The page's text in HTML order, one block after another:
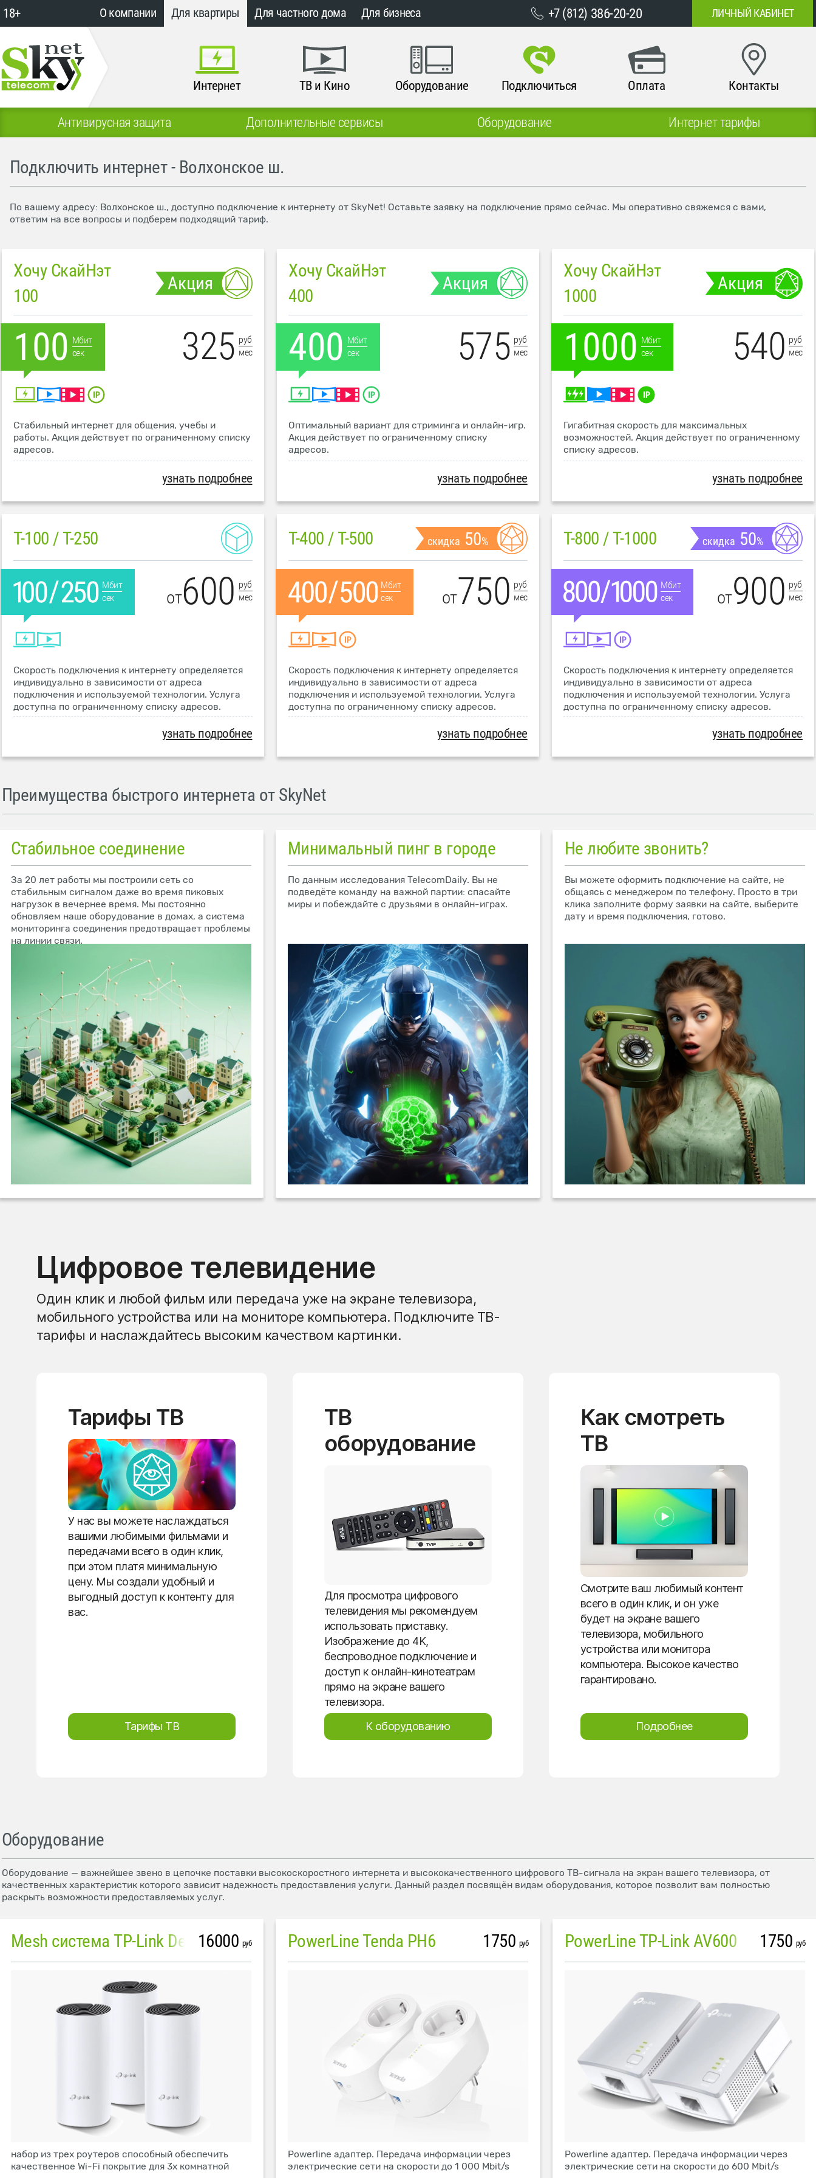
18+ О компании Для квартиры Для частного дома Для бизнеса +7 (812) 386-20-20 ЛИЧНЫЙ КАБИНЕТ
Интернет ТВ и Кино Оборудование Подключиться Оплата Контакты
Антивирусная защита Дополнительные сервисы Оборудование Интернет тарифы
Подключить интернет - Волхонское ш.
По вашему адресу: Волхонское ш., доступно подключение к интернету от SkyNet! Оставьте заявку на подключение прямо сейчас. Мы оперативно свяжемся с вами,
ответим на все вопросы и подберем подходящий тариф.
Хочу СкайНэт
100
Акция
100 Мбит
сек
325 руб
мес
Стабильный интернет для общения, учебы и
работы. Акция действует по ограниченному списку
адресов.
узнать подробнее
Хочу СкайНэт
400
Акция
400 Мбит
сек
575 руб
мес
Оптимальный вариант для стриминга и онлайн-игр.
Акция действует по ограниченному списку
адресов.
узнать подробнее
Хочу СкайНэт
1000
Акция
1000 Мбит
сек
540 руб
мес
Гигабитная скорость для максимальных
возможностей. Акция действует по ограниченному
списку адресов.
узнать подробнее
T-100 / T-250
Мбит
сек
от600 руб
мес
Скорость подключения к интернету определяется
индивидуально в зависимости от адреса
подключения и используемой технологии. Услуга
доступна по ограниченному списку адресов.
узнать подробнее
T-400 / T-500 скидка 50%
Мбит
сек
от750 руб
мес
Скорость подключения к интернету определяется
индивидуально в зависимости от адреса
подключения и используемой технологии. Услуга
доступна по ограниченному списку адресов.
узнать подробнее
T-800 / T-1000 скидка 50%
Мбит
сек
от900 руб
мес
Скорость подключения к интернету определяется
индивидуально в зависимости от адреса
подключения и используемой технологии. Услуга
доступна по ограниченному списку адресов.
узнать подробнее
Преимущества быстрого интернета от SkyNet
Стабильное соединение
За 20 лет работы мы построили сеть со
стабильным сигналом даже во время пиковых
нагрузок в вечернее время. Мы постоянно
обновляем наше оборудование в домах, а система
мониторинга соединения предотвращает проблемы
на линии связи.
Минимальный пинг в городе
По данным исследования TelecomDaily. Вы не
подведёте команду на важной партии: спасайте
миры и побеждайте с друзьями в онлайн-играх.
Не любите звонить?
Вы можете оформить подключение на сайте, не
общаясь с менеджером по телефону. Просто в три
клика заполните форму заявки на сайте, выберите
дату и время подключения, готово.
Цифровое телевидение
Один клик и любой фильм или передача уже на экране телевизора,
мобильного устройства или на мониторе компьютера. Подключите ТВ-
тарифы и наслаждайтесь высоким качеством картинки.
Тарифы ТВ
У нас вы можете наслаждаться
вашими любимыми фильмами и
передачами всего в один клик,
при этом платя минимальную
цену. Мы создали удобный и
выгодный доступ к контенту для
вас.
Тарифы ТВ
ТВ
оборудование
Для просмотра цифрового
телевидения мы рекомендуем
использовать приставку.
Изображение до 4K,
беспроводное подключение и
доступ к онлайн-кинотеатрам
прямо на экране вашего
телевизора.
К оборудованию
Как смотреть
ТВ
Смотрите ваш любимый контент
всего в один клик, и он уже
будет на экране вашего
телевизора, мобильного
устройства или монитора
компьютера. Высокое качество
гарантировано.
Подробнее
Оборудование
Оборудование — важнейшее звено в цепочке поставки высокоскоростного интернета и высококачественного цифрового ТВ-сигнала на экран вашего телевизора, от
качественных характеристик которого зависит надежность предоставления услуги. Данный раздел посвящён видам оборудования, которое позволит вам полностью
раскрыть возможности предоставляемых услуг.
Mesh система TP-Link Deco M4 (3 устройства)
16000 руб
набор из трех роутеров способный обеспечить
качественное Wi-Fi покрытие для 3х комнатной
PowerLine Tenda PH6 1750 руб
Powerline адаптер. Передача информации через
электрические сети на скорости до 1 000 Mbit/s
PowerLine TP-Link AV600 1750 руб
Powerline адаптер. Передача информации через
электрические сети на скорости до 600 Mbit/s